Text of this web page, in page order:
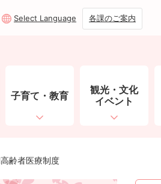
Select Language 各課のご案内
子育て・教育
観光・文化
イベント
齢者医療制度